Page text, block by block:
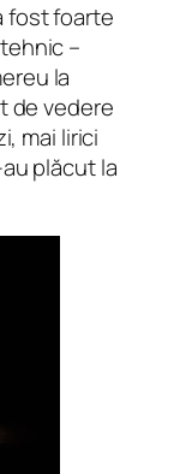
fost foarte
–
la
de vedere
mai lirici
plăcut la